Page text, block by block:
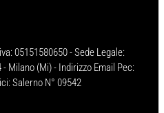
05151580650 - Sede Legale:
Milano (Mi) - Indirizzo Email Pec:
Salerno N° 09542